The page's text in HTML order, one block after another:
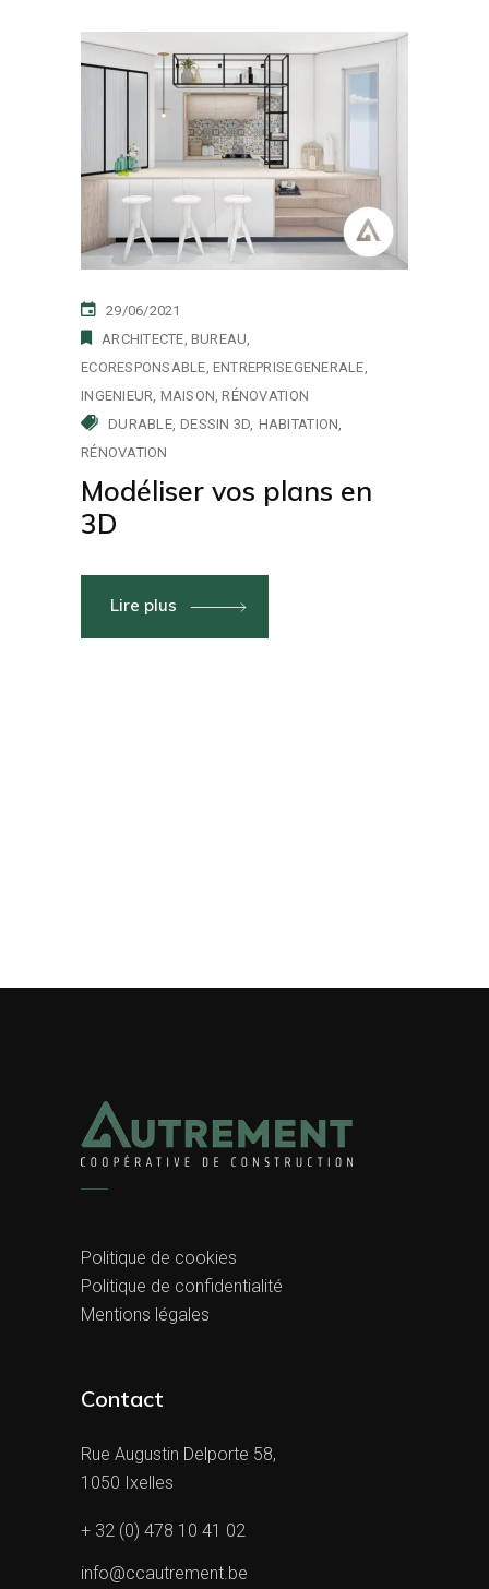
29/06/2021
ARCHITECTE BUREAU
ECORESPONSABLE ENTREPRISEGENERALE
INGENIEUR MAISON RÉNOVATION
DURABLE DESSIN 3D HABITATION
RÉNOVATION
Modéliser vos plans en
3D
Lire plus
Politique de cookies
Politique de confidentialité
Mentions légales
Contact
Rue Augustin Delporte 58,
1050 Ixelles
+ 32 (0) 478 10 41 02
info@ccautrement.be